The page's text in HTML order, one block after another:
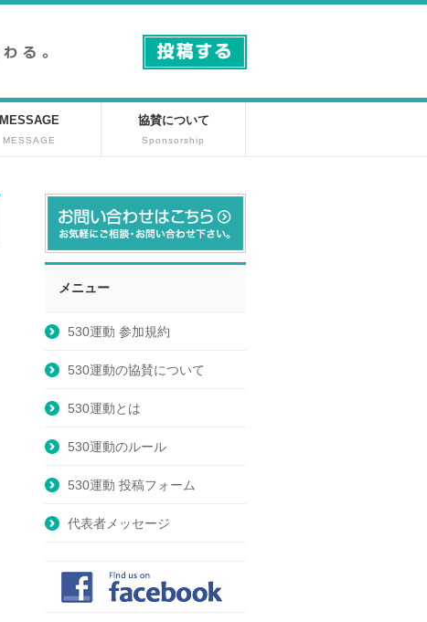
MESSAGE
MESSAGE
協賛について
Sponsorship
メニュー
530運動 参加規約
530運動の協賛について
530運動とは
530運動のルール
530運動 投稿フォーム
代表者メッセージ